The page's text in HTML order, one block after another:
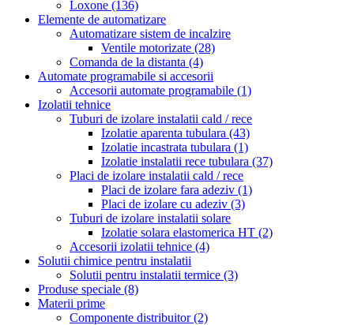
Loxone (136)
Elemente de automatizare
Automatizare sistem de incalzire
Ventile motorizate (28)
Comanda de la distanta (4)
Automate programabile si accesorii
Accesorii automate programabile (1)
Izolatii tehnice
Tuburi de izolare instalatii cald / rece
Izolatie aparenta tubulara (43)
Izolatie incastrata tubulara (1)
Izolatie instalatii rece tubulara (37)
Placi de izolare instalatii cald / rece
Placi de izolare fara adeziv (1)
Placi de izolare cu adeziv (3)
Tuburi de izolare instalatii solare
Izolatie solara elastomerica HT (2)
Accesorii izolatii tehnice (4)
Solutii chimice pentru instalatii
Solutii pentru instalatii termice (3)
Produse speciale (8)
Materii prime
Componente distribuitor(2)